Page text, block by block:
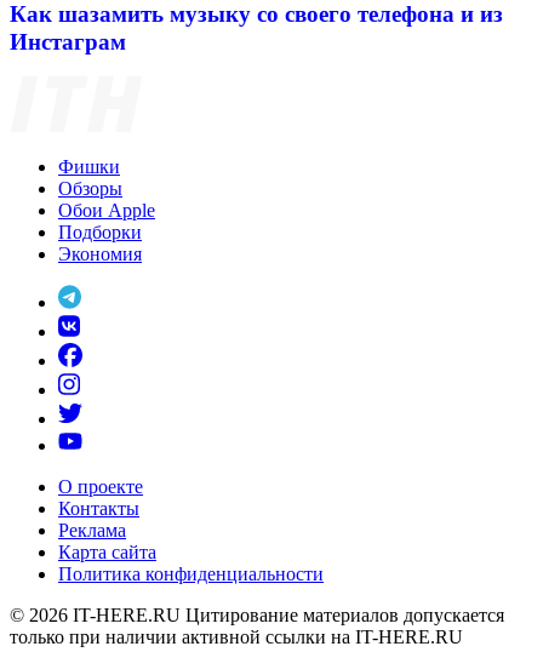
Как шазамить музыку со своего телефона и из
Инстаграм
Фишки
Обзоры
Обои Apple
Подборки
Экономия
О проекте
Контакты
Реклама
Карта сайта
Политика конфиденциальности
© 2026 IT-HERE.RU Цитирование материалов допускается
только при наличии активной ссылки на IT-HERE.RU